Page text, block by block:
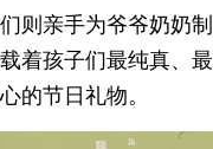
则亲手为爷爷奶奶
着孩子们最纯真、
的节日礼物。